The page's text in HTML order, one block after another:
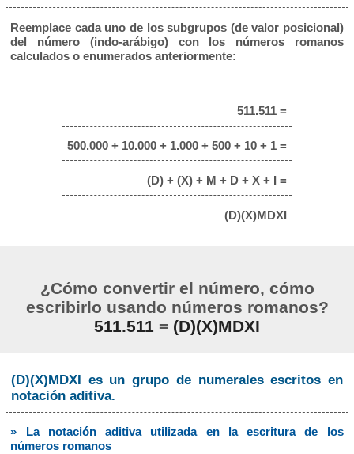
Reemplace cada uno de los subgrupos (de valor posicional)
del número (indo-arábigo) con los números romanos
calculados o enumerados anteriormente:
511.511 =
500.000 + 10.000 + 1.000 + 500 + 10 + 1 =
(D) + (X) + M + D + X + I =
(D)(X)MDXI
¿Cómo convertir el número, cómo
escribirlo usando números romanos?
511.511 = (D)(X)MDXI
(D)(X)MDXI es un grupo de numerales escritos en
notación aditiva.
» La notación aditiva utilizada en la escritura de los
números romanos